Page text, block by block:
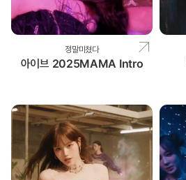
정말미쳤다
아이브 2025MAMA Intro